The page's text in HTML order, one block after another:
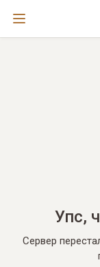
Упс,
Сервер